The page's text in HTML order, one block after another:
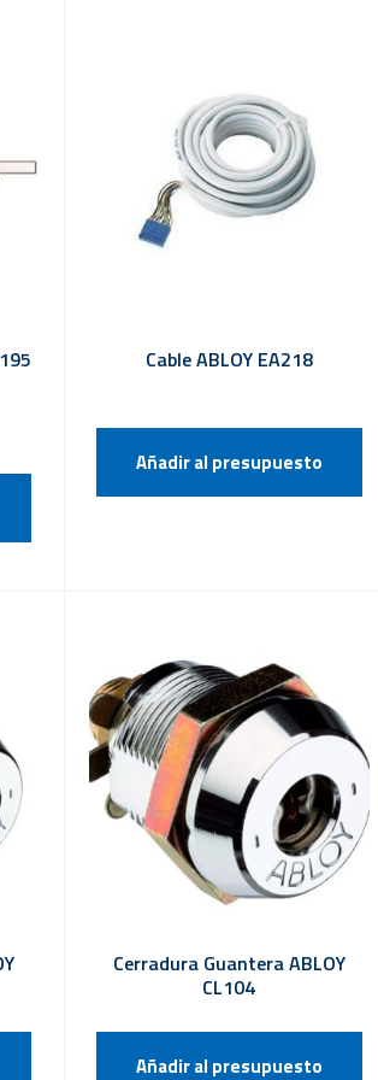
Cable ABLOY EA218
Añadir al presupuesto
Cerradura Guantera ABLOY
CL104
Añadir al presupuesto